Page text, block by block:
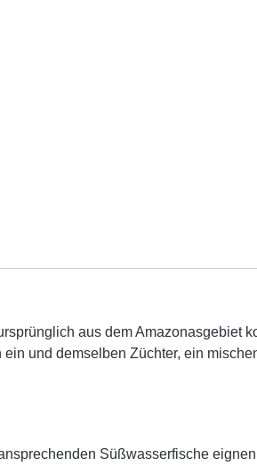
aus dem Amazonasgebiet
und demselben Züchter, ein
Süßwasserfische